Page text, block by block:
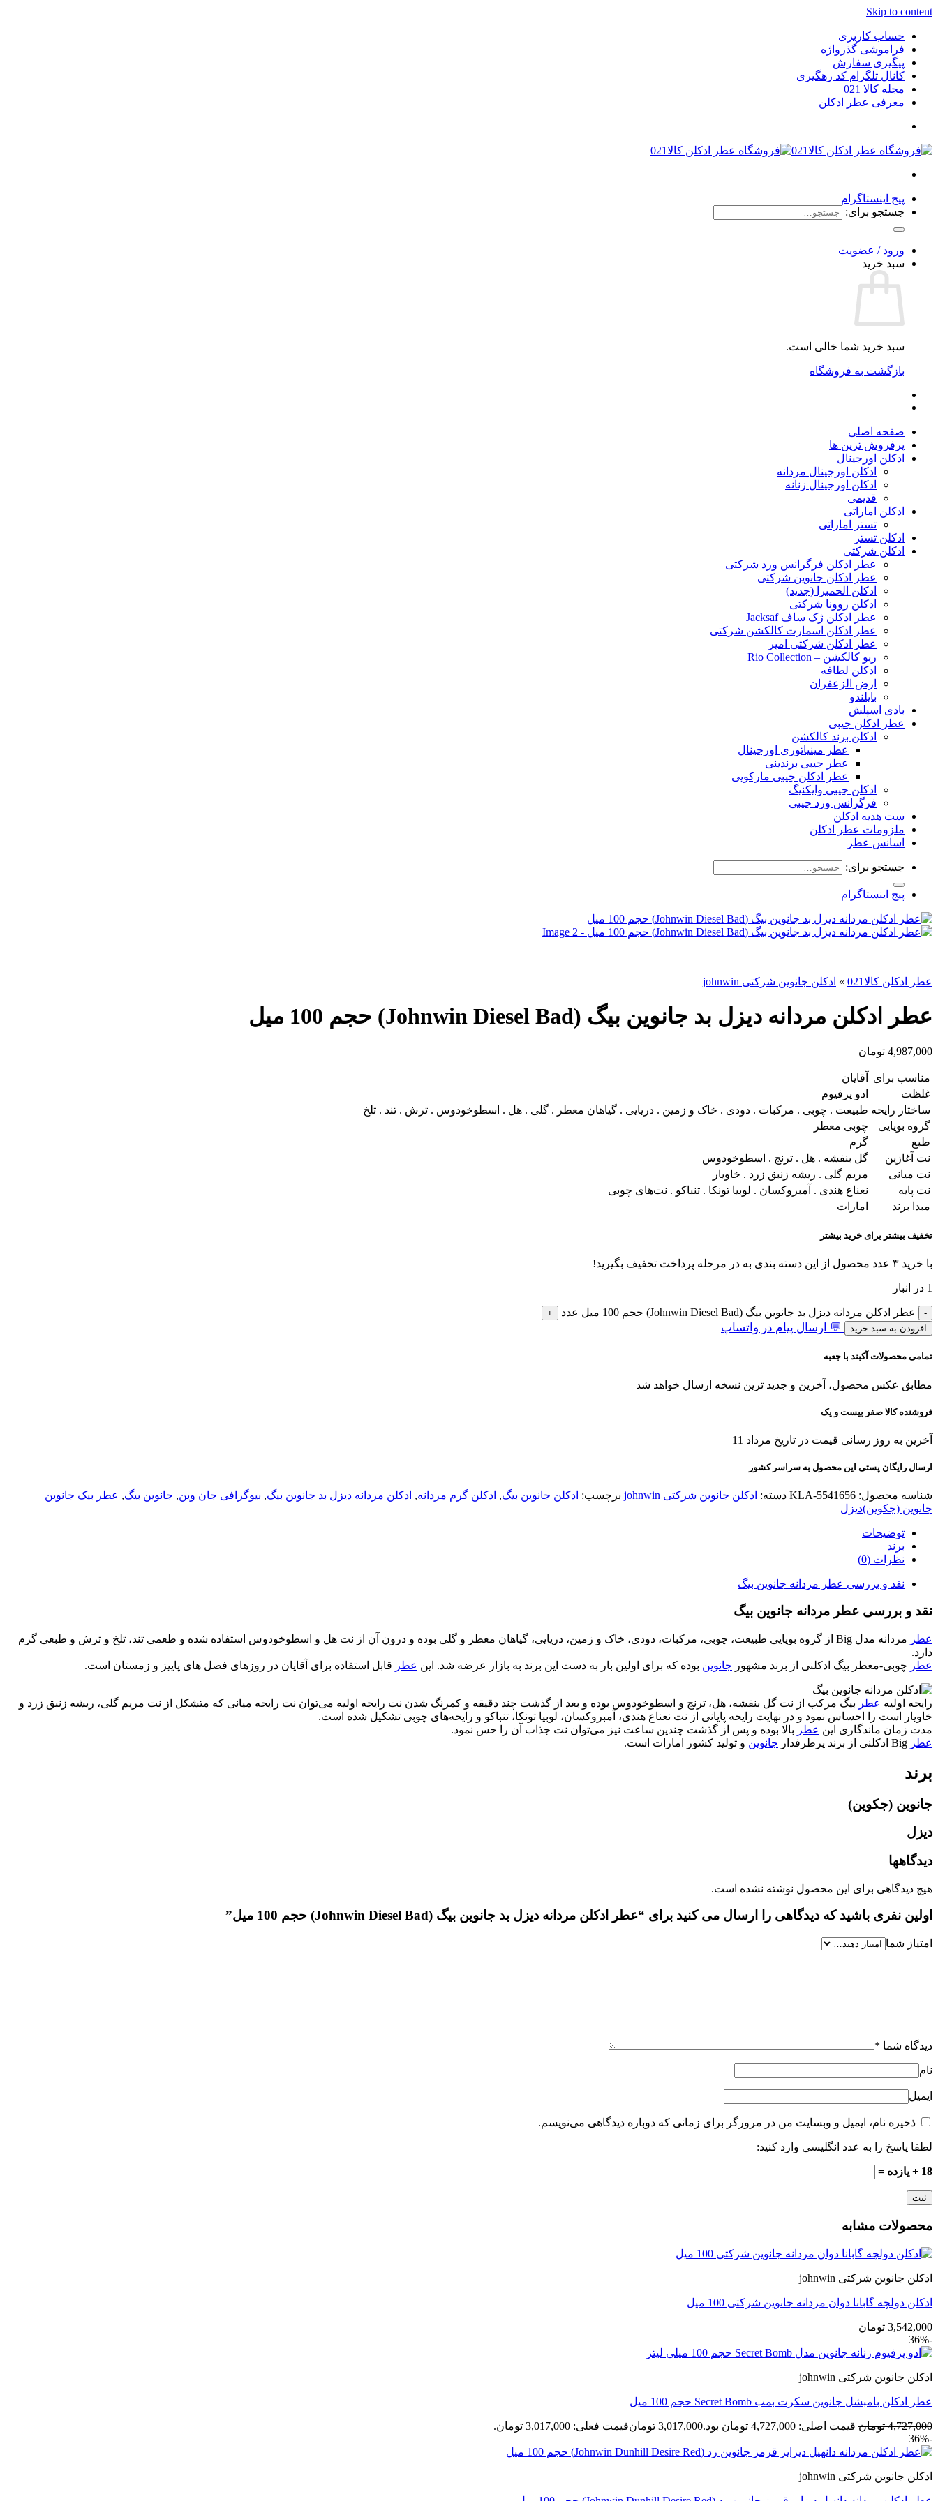
Skip to content
حساب کاربری
فراموشی گذرواژه
پیگیری سفارش
کانال تلگرام کد رهگیری
مجله کالا 021
معرفی عطر ادکلن
پیج اینستاگرام
جستجو برای:
ورود / عضویت
سبد خرید
سبد خرید شما خالی است.
بازگشت به فروشگاه
صفحه اصلی
پرفروش ترین ها
ادکلن اورجینال
ادکلن اورجینال مردانه
ادکلن اورجینال زنانه
قدیمی
ادکلن اماراتی
تستر اماراتی
ادکلن تستر
ادکلن شرکتی
عطر ادکلن فرگرانس ورد شرکتی
عطر ادکلن جانوین شرکتی
ادکلن الحمبرا (جدید)
ادکلن روونا شرکتی
عطر ادکلن ژک‌ ساف Jacksaf
عطر ادکلن اسمارت کالکشن شرکتی
عطر ادکلن شرکتی امپر
ریو کالکشن – Rio Collection
ادکلن لطافه
ارض الزعفران
بایلندو
بادی اسپلش
عطر ادکلن جیبی
ادکلن برند کالکشن
عطر مینیاتوری اورجینال
عطر جیبی برندینی
عطر ادکلن جیبی مارکویی
ادکلن جیبی وایکنیگ
فرگرانس ورد جیبی
ست هدیه ادکلن
ملزومات عطر ادکلن
اسانس عطر
جستجو برای:
پیج اینستاگرام
عطر ادکلن کالا021 » ادکلن جانوین شرکتی johnwin
عطر ادکلن مردانه دیزل بد جانوین بیگ (Johnwin Diesel Bad) حجم 100 میل
4,987,000 تومان
مناسب برای
آقایان
غلظت
ادو پرفیوم
ساختار رایحه طبیعت . چوبی . مرکبات . دودی . خاک و زمین . دریایی . گیاهان معطر . گلی . هل . اسطوخودوس . ترش . تند . تلخ
گروه بویایی
چوبی معطر
طبع
گرم
نت آغازین
گل بنفشه . هل . ترنج . اسطوخودوس
نت میانی
مریم گلی . ریشه زنبق زرد . خاویار
نت پایه
نعناع هندی . آمبروکسان . لوبیا تونکا . تنباکو . نت‌های چوبی
مبدا برند
امارات
تخفیف بیشتر برای خرید بیشتر
با خرید ۳ عدد محصول از این دسته بندی به در مرحله پرداخت تخفیف بگیرید!
1 در انبار
عطر ادکلن مردانه دیزل بد جانوین بیگ (Johnwin Diesel Bad) حجم 100 میل عدد
افزودن به سبد خرید 💬 ارسال پیام در واتساپ
تمامی محصولات آکبند با جعبه
مطابق عکس محصول، آخرین و جدید ترین نسخه ارسال خواهد شد
فروشنده کالا صفر بیست و یک
آخرین به روز رسانی قیمت در تاریخ مرداد 11
ارسال رایگان پستی این محصول به سراسر کشور
شناسه محصول: KLA-5541656 دسته: ادکلن جانوین شرکتی johnwin برچسب: ادکلن جانوین بیگ, ادکلن گرم مردانه, ادکلن مردانه دیزل بد جانوین بیگ, بیوگرافی جان وین, جانوین بیگ, عطر بیک جانوین
جانوین (جکوین)دیزل
توضیحات
برند
نظرات (0)
نقد و بررسی عطر مردانه جانوین بیگ
نقد و بررسی عطر مردانه جانوین بیگ
عطر
مردانه مدل Big از گروه بویایی طبیعت، چوبی، مرکبات، دودی، خاک و زمین، دریایی، گیاهان معطر و گلی بوده و درون آن از نت هل و اسطوخودوس استفاده شده و طعمی تند، تلخ و ترش و طبعی گرم
دارد.
عطر چوبی-معطر بیگ ادکلنی از برند مشهور جانوین بوده که برای اولین بار به دست این برند به بازار عرضه شد. این عطر قابل استفاده برای آقایان در روزهای فصل های پاییز و زمستان است.
رایحه اولیه عطر بیگ مرکب از نت گل بنفشه، هل، ترنج و اسطوخودوس بوده و بعد از گذشت چند دقیقه و کمرنگ شدن نت رایحه اولیه می‌توان نت رایحه میانی که متشکل از نت مریم گلی، ریشه زنبق زرد و
خاویار است را احساس نمود و در نهایت رایحه پایانی از نت نعناع هندی، آمبروکسان، لوبیا تونکا، تنباکو و رایحه‌های چوبی تشکیل شده است.
مدت زمان ماندگاری این عطر بالا بوده و پس از گذشت چندین ساعت نیز می‌توان نت جذاب آن را حس نمود.
عطر
جانوین و تولید کشور امارات است.
برند
جانوین (جکوین)
دیزل
دیدگاهها
هیچ دیدگاهی برای این محصول نوشته نشده است.
اولین نفری باشید که دیدگاهی را ارسال می کنید برای “عطر ادکلن مردانه دیزل بد جانوین بیگ (Johnwin Diesel Bad) حجم 100 میل”
امتیاز شما
دیدگاه شما *
نام
ایمیل
ذخیره نام، ایمیل و وبسایت من در مرورگر برای زمانی که دوباره دیدگاهی می‌نویسم.
لطفا پاسخ را به عدد انگلیسی وارد کنید:
18 + یازده =
محصولات مشابه
ادکلن جانوین شرکتی johnwin
ادکلن دولچه گابانا دوان مردانه جانوین شرکتی 100 میل
3,542,000 تومان
-36%
ادکلن جانوین شرکتی johnwin
عطر ادکلن بامبشل جانوین سکرت بمب Secret Bomb حجم 100 میل
4,727,000 تومان قیمت اصلی: 4,727,000 تومان بود. 3,017,000 تومانقیمت فعلی: 3,017,000 تومان.
-36%
ادکلن جانوین شرکتی johnwin